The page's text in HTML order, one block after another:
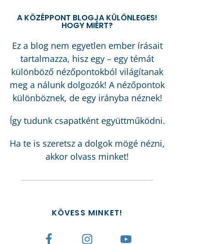
A KÖZÉPPONT BLOGJA KÜLÖNLEGES!
HOGY MIÉRT?
Ez a blog nem egyetlen ember írásait
tartalmazza, hisz egy – egy témát
különböző nézőpontokból világítanak
meg a nálunk dolgozók! A nézőpontok
különböznek, de egy irányba néznek!
Így tudunk csapatként együttműködni.
Ha te is szeretsz a dolgok mögé nézni,
akkor olvass minket!
KÖVESS MINKET!